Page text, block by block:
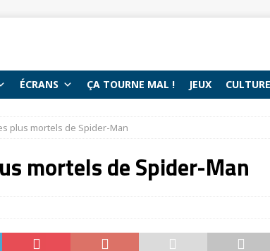
ÉCRANS ÇA TOURNE MAL ! JEUX
plus mortels de Spider-Man
mortels de Spider-Man